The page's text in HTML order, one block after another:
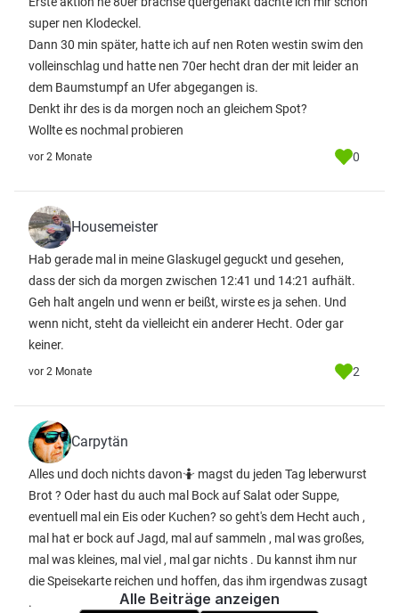
super nen Klodeckel.
Dann 30 min später, hatte ich auf nen Roten westin swim den
volleinschlag und hatte nen 70er hecht dran der mit leider an
dem Baumstumpf an Ufer abgegangen is.
Denkt ihr des is da morgen noch an gleichem Spot?
Wollte es nochmal probieren
vor 2 Monate 0
Housemeister
Hab gerade mal in meine Glaskugel geguckt und gesehen,
dass der sich da morgen zwischen 12:41 und 14:21 aufhält.
Geh halt angeln und wenn er beißt, wirste es ja sehen. Und
wenn nicht, steht da vielleicht ein anderer Hecht. Oder gar
keiner.
vor 2 Monate 2
Carpytän
Alles und doch nichts davon🤷 magst du jeden Tag leberwurst
Brot ? Oder hast du auch mal Bock auf Salat oder Suppe,
eventuell mal ein Eis oder Kuchen? so geht's dem Hecht auch ,
mal hat er bock auf Jagd, mal auf sammeln , mal was großes,
mal was kleines, mal viel , mal gar nichts . Du kannst ihm nur
die Speisekarte reichen und hoffen, das ihm irgendwas zusagt
.
Alle Beiträge anzeigen